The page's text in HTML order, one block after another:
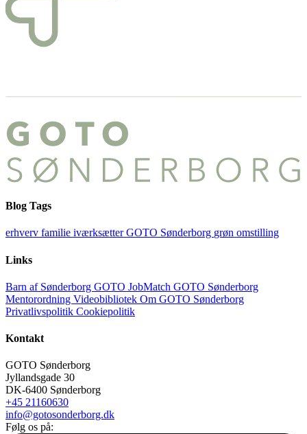
Blog Tags
erhverv familie iværksætterGOTO Sønderborg grøn omstilling
Links
Barn af Sønderborg GOTO JobMatch GOTO Sønderborg
Mentorordning Videobibliotek Om GOTO Sønderborg
Privatlivspolitik Cookiepolitik
Kontakt
GOTO Sønderborg
Jyllandsgade 30
DK-6400 Sønderborg
+45 21160630
info@gotosonderborg.dk
Følg os på: